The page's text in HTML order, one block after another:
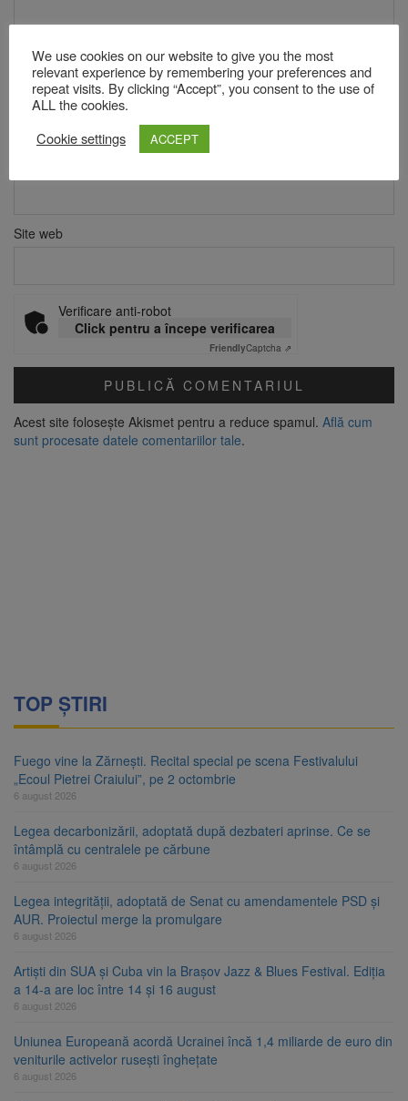
Nume*
Site web
Verificare anti-robot
Click pentru a începe verificarea
FriendlyCaptcha ⇗
Acest site folosește Akismet pentru a reduce spamul. Află cum
sunt procesate datele comentariilor tale.
TOP ȘTIRI
Fuego vine la Zărnești. Recital special pe scena Festivalului
„Ecoul Pietrei Craiului”, pe 2 octombrie
6 august 2026
Legea decarbonizării, adoptată după dezbateri aprinse. Ce se
întâmplă cu centralele pe cărbune
6 august 2026
Legea integrității, adoptată de Senat cu amendamentele PSD și
AUR. Proiectul merge la promulgare
6 august 2026
Artiști din SUA și Cuba vin la Brașov Jazz & Blues Festival. Ediția
a 14-a are loc între 14 și 16 august
6 august 2026
Uniunea Europeană acordă Ucrainei încă 1,4 miliarde de euro din
veniturile activelor rusești înghețate
6 august 2026
We use cookies on our website to give you the most
relevant experience by remembering your preferences and
repeat visits. By clicking “Accept”, you consent to the use of
ALL the cookies.
Cookie settings
ACCEPT